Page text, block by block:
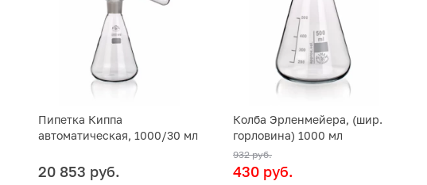
Пипетка Киппа
автоматическая, 1000/30 мл
20 853 руб.
Колба Эрленмейера, (шир.
горловина) 1000 мл
932 руб.
430 руб.